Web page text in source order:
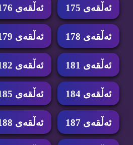
ئه‌ڵقه‌ی 175 ئه‌ڵقه‌ی 176
ئه‌ڵقه‌ی 178 ئه‌ڵقه‌ی 179
ئه‌ڵقه‌ی 181 ئه‌ڵقه‌ی 182
ئه‌ڵقه‌ی 184 ئه‌ڵقه‌ی 185
ئه‌ڵقه‌ی 187 ئه‌ڵقه‌ی 188